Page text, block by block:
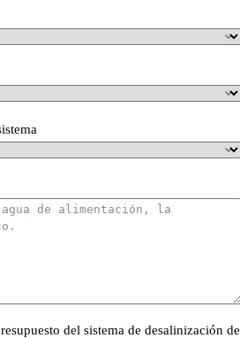
del sistema de desalinización de